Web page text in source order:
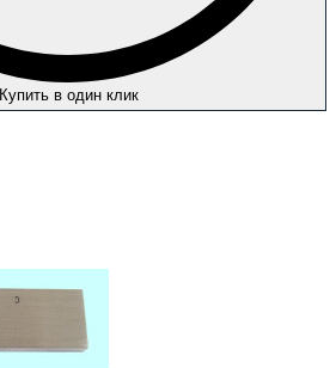
Купить в один клик